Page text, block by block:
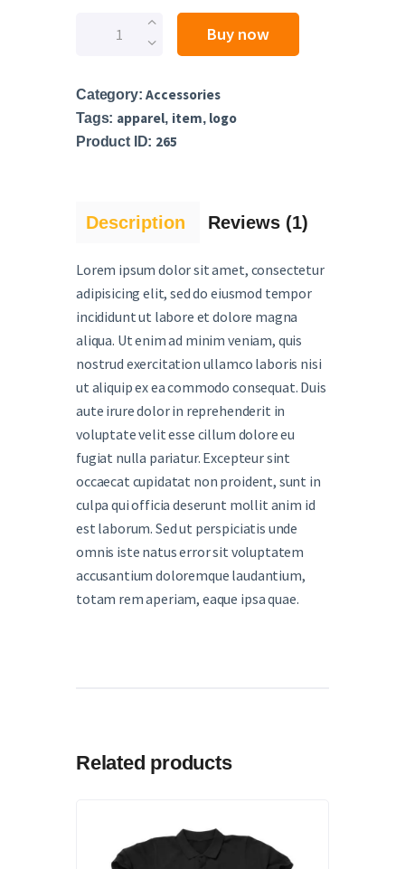
Buy now
Category:Accessories
Tags: apparel, item, logo
Product ID: 265
Description Reviews (1)
Lorem ipsum dolor sit amet, consectetur
adipisicing elit, sed do eiusmod tempor
incididunt ut labore et dolore magna
aliqua. Ut enim ad minim veniam, quis
nostrud exercitation ullamco laboris nisi
ut aliquip ex ea commodo consequat. Duis
aute irure dolor in reprehenderit in
voluptate velit esse cillum dolore eu
fugiat nulla pariatur. Excepteur sint
occaecat cupidatat non proident, sunt in
culpa qui officia deserunt mollit anim id
est laborum. Sed ut perspiciatis unde
omnis iste natus error sit voluptatem
accusantium doloremque laudantium,
totam rem aperiam, eaque ipsa quae.
Related products